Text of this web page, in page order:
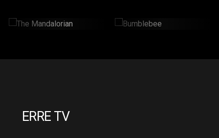
The Mandalorian Bumblebee
ERRE TV